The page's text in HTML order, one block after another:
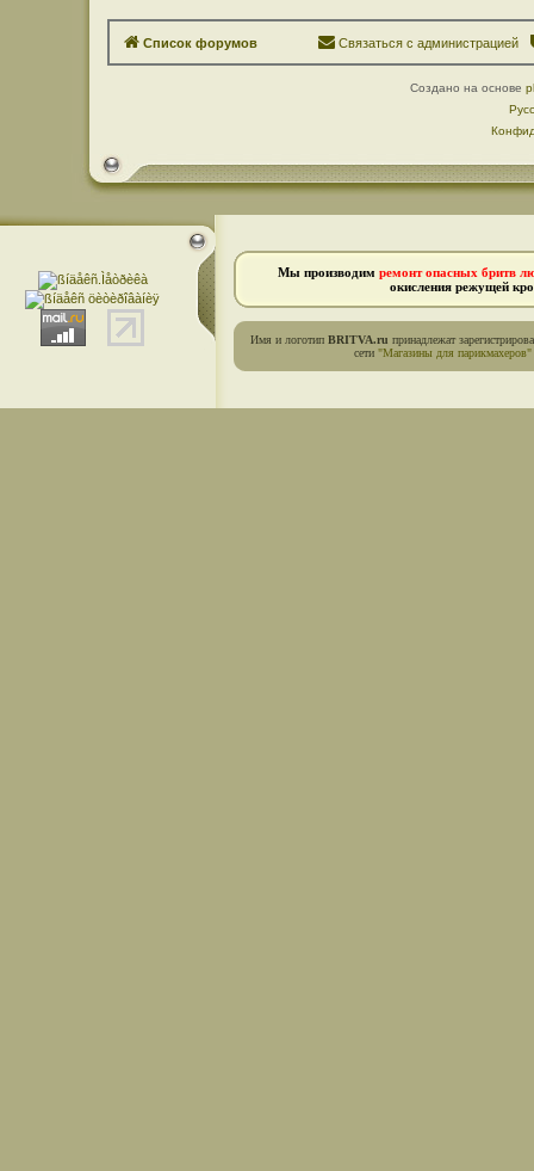
Список форумов Связаться с администрацией
Создано на основе
Мы производим ремонт опасных бритв
окисления режущей
Имя и логотип BRITVA.ru принадлежат
сети "Магазины для парикмахеров"